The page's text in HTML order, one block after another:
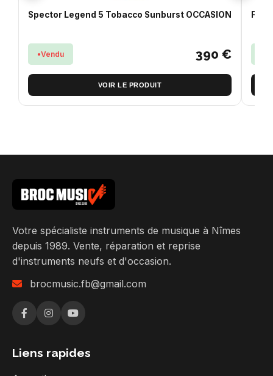
Spector Legend 5 Tobacco Sunburst OCCASION
Vendu 390 €
VOIR LE PRODUIT
Votre spécialiste instruments de musique à Nîmes
depuis 1989. Vente, réparation et reprise
d'instruments neufs et d'occasion.
brocmusic.fb@gmail.com
Liens rapides